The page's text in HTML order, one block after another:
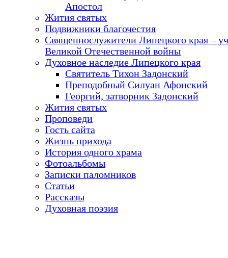
Апостол
Жития святых
Подвижники благочестия
Священнослужители Липецкого края –
Великой Отечественной войны
Духовное наследие Липецкого края
Святитель Тихон Задонский
Преподобный Силуан Афонский
Георгий, затворник Задонский
Жития святых
Проповеди
Гость сайта
Жизнь прихода
История одного храма
Фотоальбомы
Записки паломников
Статьи
Рассказы
Духовная поэзия